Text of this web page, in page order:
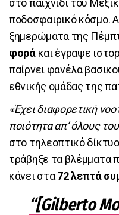
ποδοσφαιρικό κόσμο.
ξημερώματα της
φοράκαι έγραψε
παίρνει φανέλα
εθνικής ομάδας της
«Έχει διαφορετική
ποιότητα απ’ όλους
στο τηλεοπτικό
τράβηξε τα βλέμματα
κάνει στα72 λεπτά
“[Gilberto